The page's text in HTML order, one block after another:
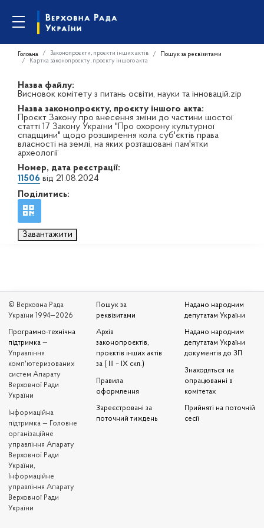
Головна Законопроєкти, проєкти інших актів
Пошук за реквізитами
Картка законопроєкту, проєкту іншого акта
Назва файлу:
Висновок комітету з питань освіти, науки та інновацій.zip
Назва законопроєкту, проєкту іншого акта:
Проєкт Закону про внесення зміни до частини шостої
статті 17 Закону України "Про охорону культурної
спадщини" щодо розширення кола суб'єктів права
власності на землі, на яких розташовані пам'ятки
археології
Номер, дата реєстрації:
11506 від 21.08.2024
Поділитись:
Завантажити
© Верховна Рада
України 1994—2026
Програмно-технічна
підтримка —
Управління
комп'ютеризованих
систем Апарату
Верховної Ради
України
Iнформаційна
підтримка — Головне
організаційне
управління Апарату
Верховної Ради
України,
Інформаційне
управління Апарату
Верховної Ради
України
Пошук за
реквізитами
Архів
законопроєктів,
проєктів інших актів
за ( III – IX скл.)
Правила
оформлення
Зареєстровані за
поточний тиждень
Надано народним
депутатам України
Надано народним
депутатам України
документів до ЗП
Знаходяться на
опрацюванні в
комітетах
Прийняті на поточній
сесії